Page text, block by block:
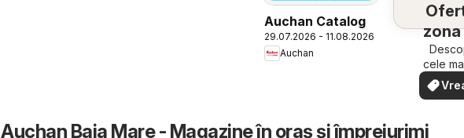
Auchan Catalog
29.07.2026 - 11.08.2026
Auchan
cele
oferte
văd
Auchan Baia Mare - Magazine în oraş şi împrejurimi